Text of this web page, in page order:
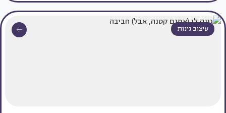
עיצוב גינות